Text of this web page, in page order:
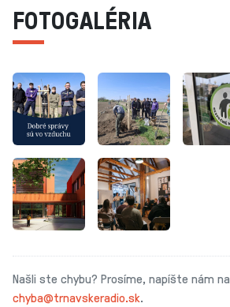
FOTOGALÉRIA
Našli ste chybu? Prosíme, napíšte nám na
chyba@trnavskeradio.sk.